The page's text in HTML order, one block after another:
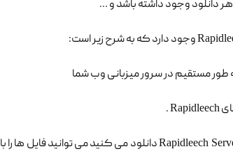
وجود دارد که به شرح زیر است:
طور مستقیم در سرور میزبانی وب شما
Rapidleech
.
Rapidleechدانلود می کنید می توانید فایل ها را